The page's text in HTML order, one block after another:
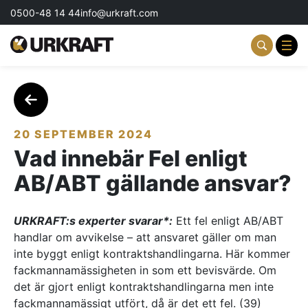
0500-48 14 44info@urkraft.com
Partnering & Samverkan
Event & Aktiviteter
Profil & Kommunikation
Aktuellt
Kontakta oss
Om oss
20 SEPTEMBER 2024
Vad innebär Fel enligt
AB/ABT gällande ansvar?
URKRAFT:s experter svarar*: Ett fel enligt AB/ABT
handlar om avvikelse – att ansvaret gäller om man
inte byggt enligt kontraktshandlingarna. Här kommer
fackmannamässigheten in som ett bevisvärde. Om
det är gjort enligt kontraktshandlingarna men inte
fackmannamässigt utfört, då är det ett fel. (39)